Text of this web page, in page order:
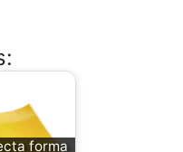
forma